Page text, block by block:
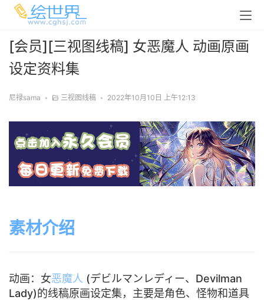
[会员][三视图线稿] 女恶魔人 动画原画
设定资料集
尼禄sama • 三视图线稿 • 2022年10月10日 上午12:13
素材介绍
动画：女恶魔人 (デビルマンレディー、Devilman
Lady)的线稿原画设定集，主要是角色、怪物和道具